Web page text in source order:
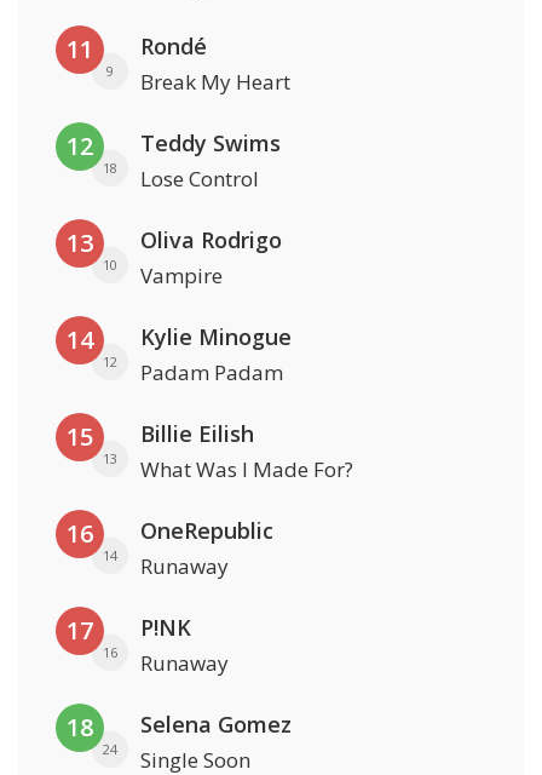
11
9
Rondé
Break My Heart
12
18
Teddy Swims
Lose Control
13
10
Oliva Rodrigo
Vampire
14
12
Kylie Minogue
Padam Padam
15
13
Billie Eilish
What Was I Made For?
16
14
OneRepublic
Runaway
17
16
P!NK
Runaway
18
24
Selena Gomez
Single Soon